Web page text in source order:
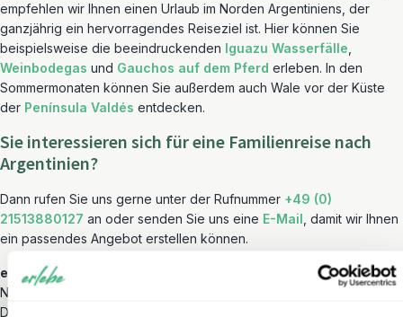
empfehlen wir Ihnen einen Urlaub im Norden Argentiniens, der
ganzjährig ein hervorragendes Reiseziel ist. Hier können Sie
beispielsweise die beeindruckenden Iguazu Wasserfälle
Weinbodegas und Gauchos auf dem Pferd erleben. In den
Sommermonaten können Sie außerdem auch Wale vor der Küste
der Península Valdés entdecken.
Sie interessieren sich für eine Familienreise nach
Argentinien?
Dann rufen Sie uns gerne unter der Rufnummer +49 (0)
21513880127 an oder senden Sie uns eine E-Mail , damit wir Ihnen
ein passendes Angebot erstellen können.
erlebe-familienreisen: Gemeinsam die Welt entdecken
Neben Argentinien bieten wir noch viele andere familienfreundliche
Destinationen an – diese finden Sie unter